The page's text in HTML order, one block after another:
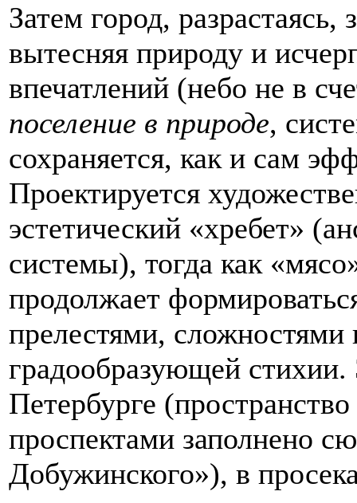
Затем город, разрастаясь,
вытесняя природу и
впечатлений (небо не в
поселение в природе,
сохраняется, как и сам
Проектируется
эстетический «хребет»
системы), тогда как
продолжает
прелестями, сложностями
градообразующей
Петербурге
проспектами заполнено
Добужинского»), в